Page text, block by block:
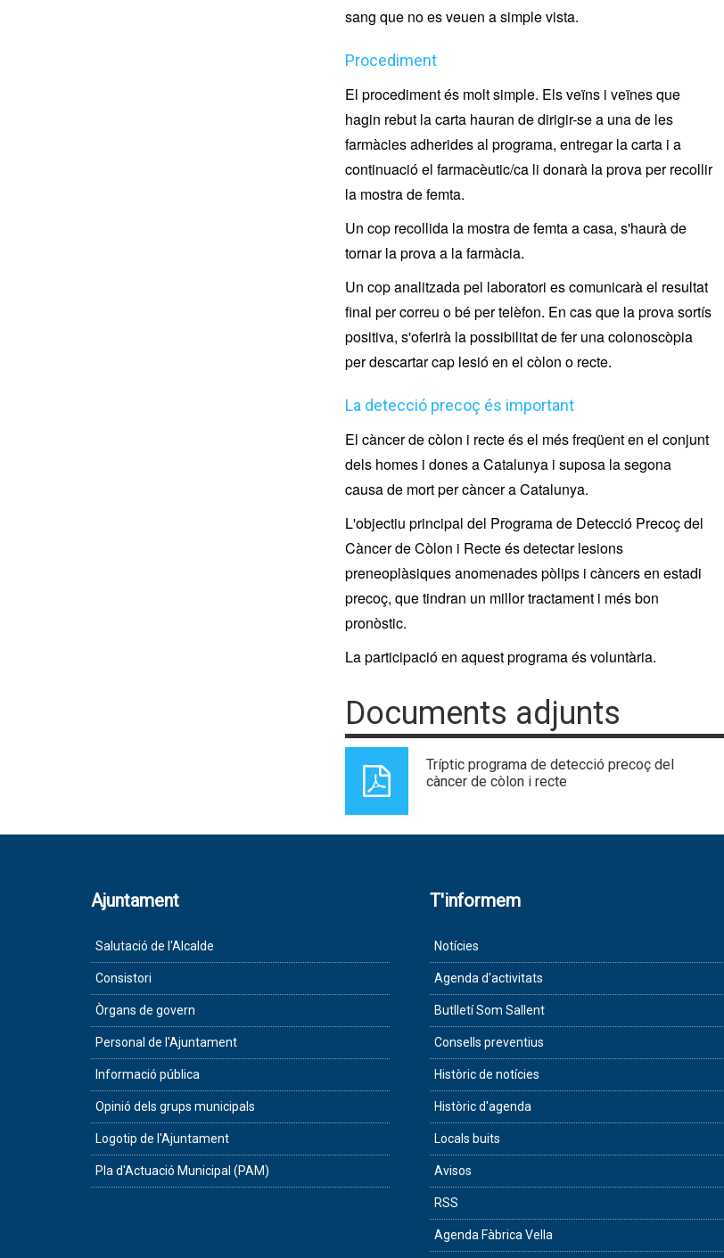
sang que no es veuen a simple vista.
Procediment
El procediment és molt simple. Els veïns i veïnes que
hagin rebut la carta hauran de dirigir-se a una de les
farmàcies adherides al programa, entregar la carta i a
continuació el farmacèutic/ca li donarà la prova per recollir
la mostra de femta.
Un cop recollida la mostra de femta a casa, s'haurà de
tornar la prova a la farmàcia.
Un cop analitzada pel laboratori es comunicarà el resultat
final per correu o bé per telèfon. En cas que la prova sortís
positiva, s'oferirà la possibilitat de fer una colonoscòpia
per descartar cap lesió en el còlon o recte.
La detecció precoç és important
El càncer de còlon i recte és el més freqüent en el conjunt
dels homes i dones a Catalunya i suposa la segona
causa de mort per càncer a Catalunya.
L'objectiu principal del Programa de Detecció Precoç del
Càncer de Còlon i Recte és detectar lesions
preneoplàsiques anomenades pòlips i càncers en estadi
precoç, que tindran un millor tractament i més bon
pronòstic.
La participació en aquest programa és voluntària.
Documents adjunts
Tríptic programa de detecció precoç del
càncer de còlon i recte
Ajuntament
Salutació de l'Alcalde
Consistori
Òrgans de govern
Personal de l'Ajuntament
Informació pública
Opinió dels grups municipals
Logotip de l'Ajuntament
Pla d'Actuació Municipal (PAM)
T'informem
Notícies
Agenda d'activitats
Butlletí Som Sallent
Consells preventius
Històric de notícies
Històric d'agenda
Locals buits
Avisos
RSS
Agenda Fàbrica Vella